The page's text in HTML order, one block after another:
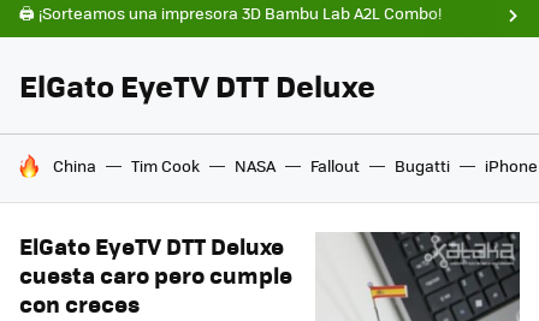
🖨️ ¡Sorteamos una impresora 3D Bambu Lab A2L Combo!
ElGato EyeTV DTT Deluxe
HOY SE HABLA DE
China Tim Cook NASA Fallout Bugatti iPhone
ElGato EyeTV DTT Deluxe
cuesta caro pero cumple
con creces